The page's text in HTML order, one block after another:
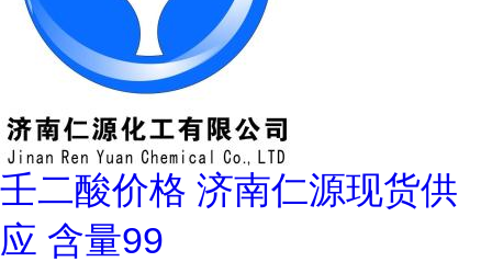
壬二酸价格 济南仁源现货供
应 含量99